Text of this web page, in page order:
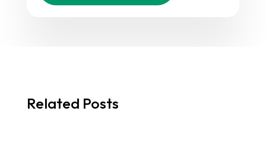
Related Posts